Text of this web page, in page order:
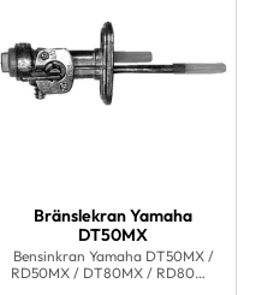
Bränslekran Yamaha
DT50MX
Bensinkran Yamaha DT50MX /
RD50MX / DT80MX / RD80MX